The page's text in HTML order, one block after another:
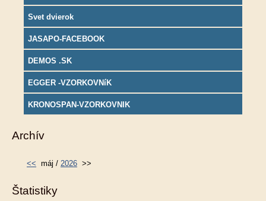
Svet dvierok
JASAPO-FACEBOOK
DEMOS .SK
EGGER -VZORKOVNíK
KRONOSPAN-VZORKOVNIK
Archív
<< máj / 2026 >>
Štatistiky